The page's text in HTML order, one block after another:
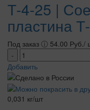
Т-4-25 |
пластина
Под заказ ⓘ 54.00 Руб./
-
Добавить
0,031 кг/шт